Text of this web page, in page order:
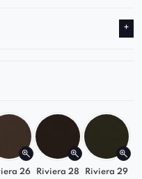
wykończeniem
projekt, trwałość i
jedynie
26 Riviera 28 Riviera 29